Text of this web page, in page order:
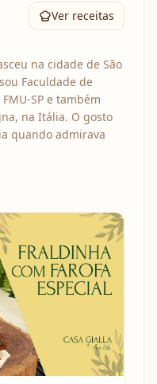
Ver receitas
na cidade de São
Faculdade de
SP e também
na Itália. O gosto
quando admirava